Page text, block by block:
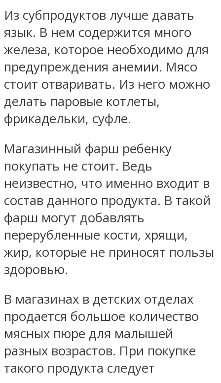
Из субпродуктов лучше давать
язык. В нем содержится много
железа, которое необходимо для
предупреждения анемии. Мясо
стоит отваривать. Из него можно
делать паровые котлеты,
фрикадельки, суфле.
Магазинный фарш ребенку
покупать не стоит. Ведь
неизвестно, что именно входит в
состав данного продукта. В такой
фарш могут добавлять
перерубленные кости, хрящи,
жир, которые не приносят пользы
здоровью.
В магазинах в детских отделах
продается большое количество
мясных пюре для малышей
разных возрастов. При покупке
такого продукта следует